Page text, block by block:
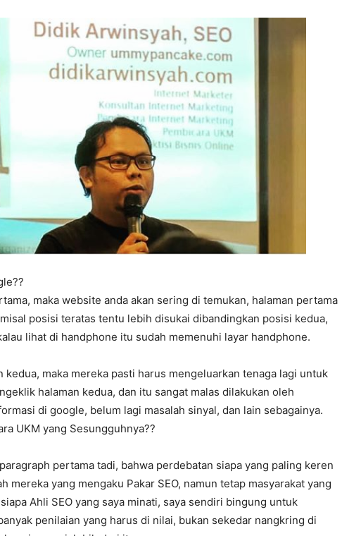
maka website anda akan sering di temukan, halaman pertama
posisi teratas tentu lebih disukai dibandingkan posisi kedua,
lihat di handphone itu sudah memenuhi layar handphone.
kedua, maka mereka pasti harus mengeluarkan tenaga lagi untuk
halaman kedua, dan itu sangat malas dilakukan oleh
di google, belum lagi masalah sinyal, dan lain sebagainya.
UKM yang Sesungguhnya??
pertama tadi, bahwa perdebatan siapa yang paling keren
mereka yang mengaku Pakar SEO, namun tetap masyarakat yang
Ahli SEO yang saya minati, saya sendiri bingung untuk
penilaian yang harus di nilai, bukan sekedar nangkring di